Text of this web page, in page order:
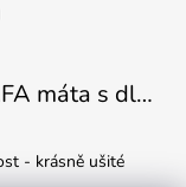
Kojenecké body ŽIRAFA máta s dlouhým rukávem
- krásně ušité